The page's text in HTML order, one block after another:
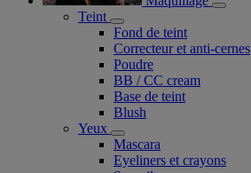
Teint
Fond de teint
Correcteur et anti-cernes
Poudre
BB / CC cream
Base de teint
Blush
Yeux
Mascara
Eyeliners et crayons